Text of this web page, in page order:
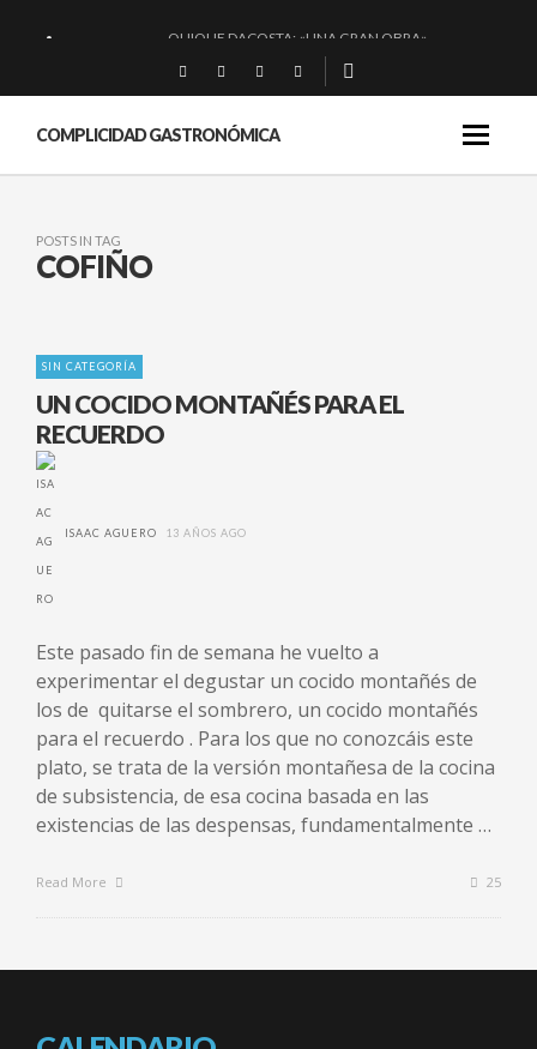
QUIQUE DACOSTA: «UNA GRAN OBRA»
EL BARUCO DE ANERO: MUCHO MÁS QUE UN BAR.
MONTIA: ESENCIAL Y BRILLANTE.
COMPLICIDAD GASTRONÓMICA
POSTS IN TAG
COFIÑO
SIN CATEGORÍA
UN COCIDO MONTAÑÉS PARA EL
RECUERDO
ISAAC AGUERO 13 AÑOS AGO
Este pasado fin de semana he vuelto a
experimentar el degustar un cocido montañés de
los de quitarse el sombrero, un cocido montañés
para el recuerdo . Para los que no conozcáis este
plato, se trata de la versión montañesa de la cocina
de subsistencia, de esa cocina basada en las
existencias de las despensas, fundamentalmente …
Read More 25